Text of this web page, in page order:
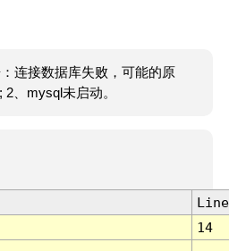
连接数据库失败，可能的原
、mysql未启动。
Line
14